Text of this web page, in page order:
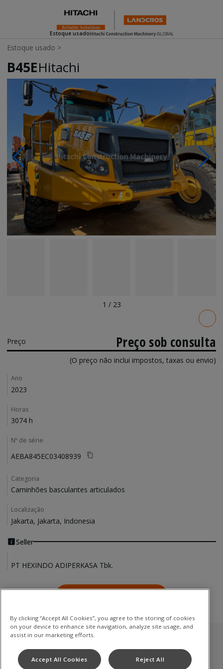
Estoque usado
Estoque usado >
B45EHitachi
Photos & Videos
1 / 23
Preço Preço sob consulta
(O preço não inclui impostos, taxas ou envio)
Details
Ano
2023
Horas
3074 h
Nº de série
AEBA845EC03408939
Categoria
Caminhões basculantes articulados
Localização
Jakarta, Jakarta, Indonesia
Seller
PT HEXINDO ADIPERKASA Tbk.
Caminhões basculantes articulados
By clicking “Accept All Cookies”, you agree to the storing of cookies
on your device to enhance site navigation, analyze site usage, and
assist in our marketing efforts.
Accept All Cookies Reject All